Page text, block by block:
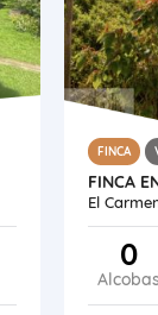
FINCA
El
0
Alcobas